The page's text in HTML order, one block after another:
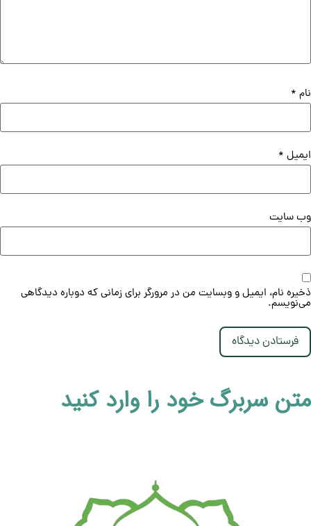
نام *
ایمیل *
وب‌ سایت
ذخیره نام، ایمیل و وبسایت من در مرورگر برای زمانی که دوباره دیدگاهی
می‌نویسم.
متن سربرگ خود را وارد کنید